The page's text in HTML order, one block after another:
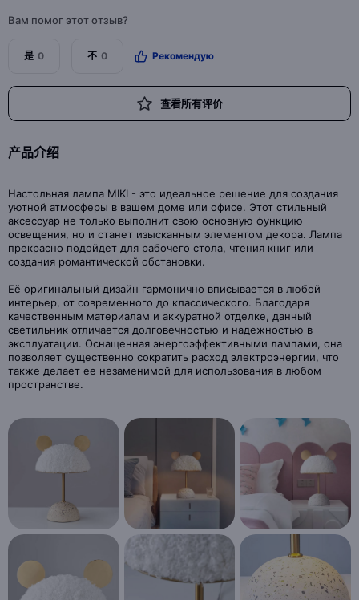
Вам помог этот отзыв?
是 0 不 0 Рекомендую
查看所有评价
产品介绍
Настольная лампа MIKI - это идеальное решение для создания
уютной атмосферы в вашем доме или офисе. Этот стильный
аксессуар не только выполнит свою основную функцию
освещения, но и станет изысканным элементом декора. Лампа
прекрасно подойдет для рабочего стола, чтения книг или
создания романтической обстановки.
Её оригинальный дизайн гармонично вписывается в любой
интерьер, от современного до классического. Благодаря
качественным материалам и аккуратной отделке, данный
светильник отличается долговечностью и надежностью в
эксплуатации. Оснащенная энергоэффективными лампами, она
позволяет существенно сократить расход электроэнергии, что
также делает ее незаменимой для использования в любом
пространстве.